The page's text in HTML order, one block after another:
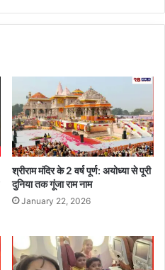
श्रीराम मंदिर के 2 वर्ष पूर्ण: अयोध्या से पूरी
दुनिया तक गूंजा राम नाम
January 22, 2026